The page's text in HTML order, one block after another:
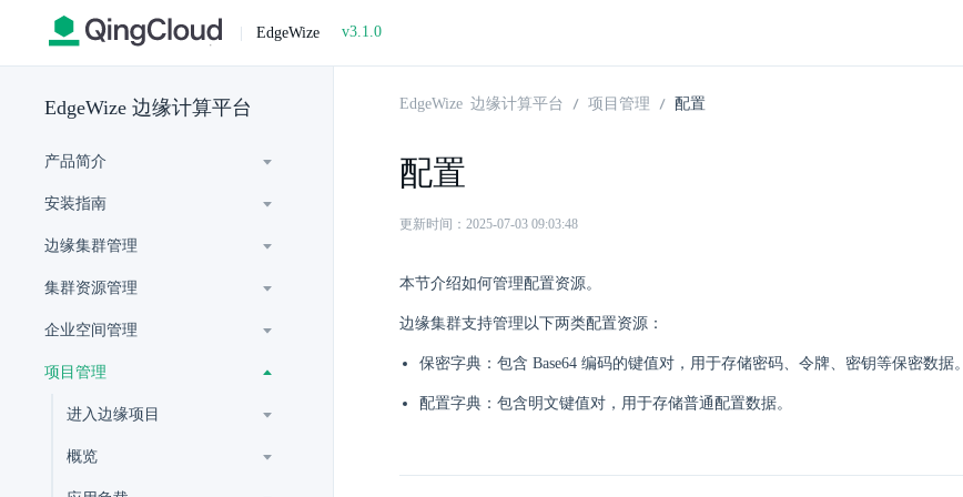
| EdgeWize v3.1.0
EdgeWize 边缘计算平台
产品简介
安装指南
边缘集群管理
集群资源管理
企业空间管理
项目管理
进入边缘项目
概览
EdgeWize 边缘计算平台 项目管理 配置
配置
更新时间：2025-07-03 09:03:48
本节介绍如何管理配置资源。
边缘集群支持管理以下两类配置资源：
保密字典：包含 Base64 编码的键值对，用于存储密码、令牌、密钥等保密数据。
配置字典：包含明文键值对，用于存储普通配置数据。